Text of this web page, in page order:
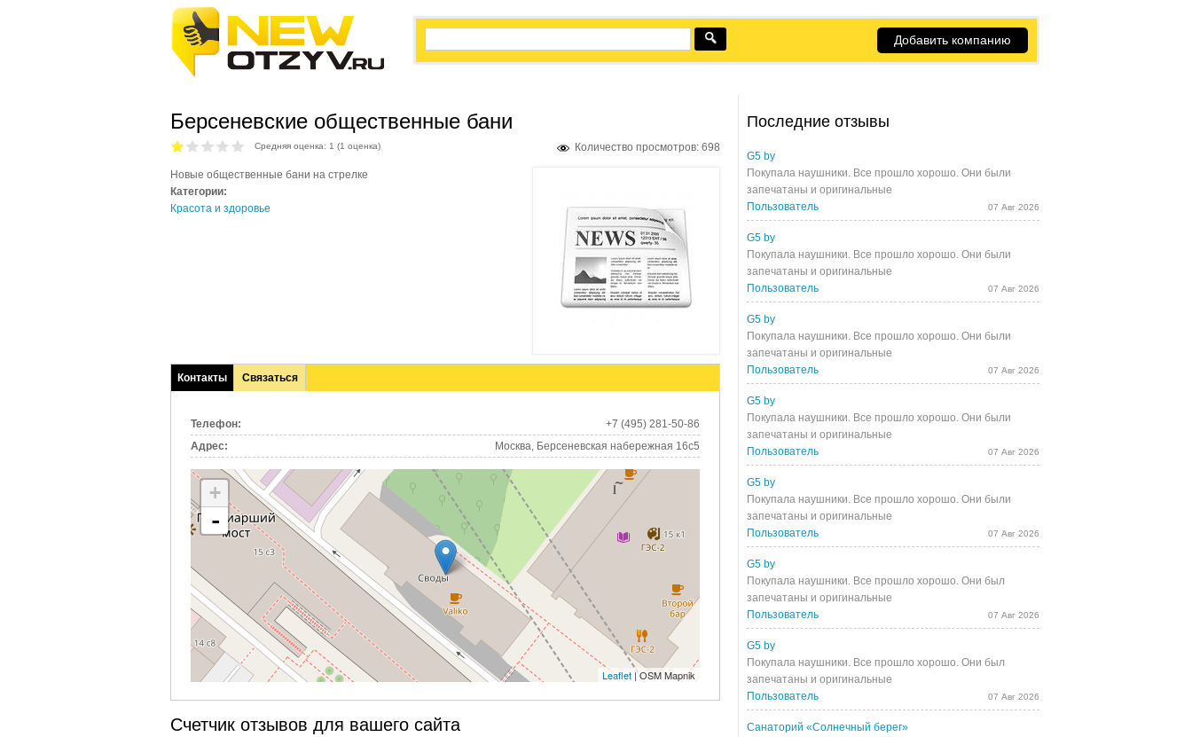
Добавить компанию
Берсеневские общественные бани
Количество просмотров: 698
Средняя оценка: 1 (1 оценка)
Новые общественные бани на стрелке
Категории:
Красота и здоровье
Контакты
(активная
Связаться
Телефон:
+7 (495) 281-50-86
Адрес:
Москва, Берсеневская набережная 16с5
+
-
Leaflet | OSM Mapnik
Счетчик отзывов для вашего сайта
Последние отзывы
G5 by
Покупала наушники. Все прошло хорошо. Они были
запечатаны и оригинальные
Пользователь
07 Авг 2026
G5 by
Покупала наушники. Все прошло хорошо. Они были
запечатаны и оригинальные
Пользователь
07 Авг 2026
G5 by
Покупала наушники. Все прошло хорошо. Они были
запечатаны и оригинальные
Пользователь
07 Авг 2026
G5 by
Покупала наушники. Все прошло хорошо. Они были
запечатаны и оригинальные
Пользователь
07 Авг 2026
G5 by
Покупала наушники. Все прошло хорошо. Они были
запечатаны и оригинальные
Пользователь
07 Авг 2026
G5 by
Покупала наушники. Все прошло хорошо. Они был
запечатаны и оригинальные
Пользователь
07 Авг 2026
G5 by
Покупала наушники. Все прошло хорошо. Они был
запечатаны и оригинальные
Пользователь
07 Авг 2026
Санаторий «Солнечный берег»